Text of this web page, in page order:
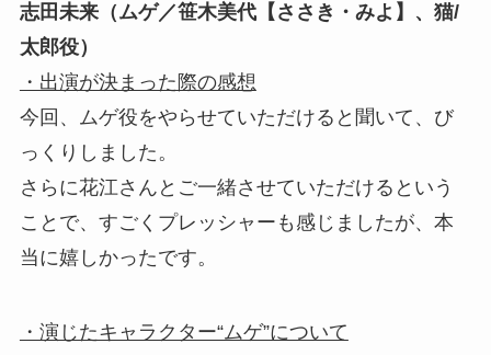
志田未来（ムゲ／笹木美代【ささき・みよ】、猫/
太郎役）
・出演が決まった際の感想
今回、ムゲ役をやらせていただけると聞いて、び
っくりしました。
さらに花江さんとご一緒させていただけるという
ことで、すごくプレッシャーも感じましたが、本
当に嬉しかったです。
・演じたキャラクター“ムゲ”について